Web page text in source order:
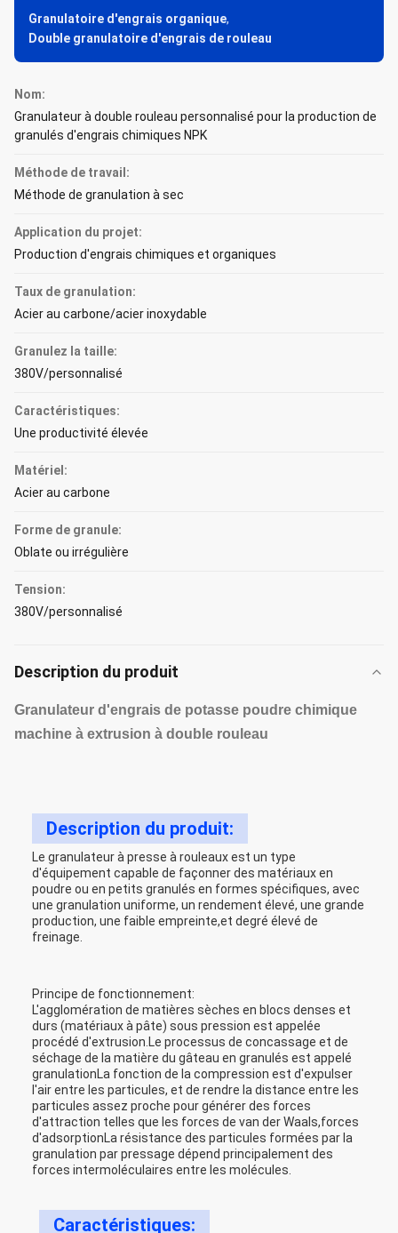
Granulatoire d'engrais organique,
Double granulatoire d'engrais de rouleau
Nom:
Granulateur à double rouleau personnalisé pour la production de
granulés d'engrais chimiques NPK
Méthode de travail:
Méthode de granulation à sec
Application du projet:
Production d'engrais chimiques et organiques
Taux de granulation:
Acier au carbone/acier inoxydable
Granulez la taille:
380V/personnalisé
Caractéristiques:
Une productivité élevée
Matériel:
Acier au carbone
Forme de granule:
Oblate ou irrégulière
Tension:
380V/personnalisé
Description du produit
Granulateur d'engrais de potasse poudre chimique
machine à extrusion à double rouleau
Description du produit:
Le granulateur à presse à rouleaux est un type
d'équipement capable de façonner des matériaux en
poudre ou en petits granulés en formes spécifiques, avec
une granulation uniforme, un rendement élevé, une grande
production, une faible empreinte,et degré élevé de
freinage.
Principe de fonctionnement:
L'agglomération de matières sèches en blocs denses et
durs (matériaux à pâte) sous pression est appelée
procédé d'extrusion.Le processus de concassage et de
séchage de la matière du gâteau en granulés est appelé
granulationLa fonction de la compression est d'expulser
l'air entre les particules, et de rendre la distance entre les
particules assez proche pour générer des forces
d'attraction telles que les forces de van der Waals,forces
d'adsorptionLa résistance des particules formées par la
granulation par pressage dépend principalement des
forces intermoléculaires entre les molécules.
Caractéristiques: